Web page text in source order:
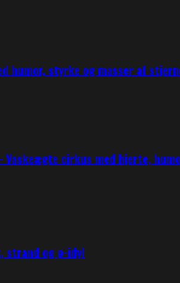
humor, styrke og masser af
cirkus med hjerte,
strand og ø-idyl